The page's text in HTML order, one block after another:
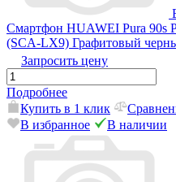
Смартфон HUAWEI Pura 90s
(SCA-LX9) Графитовый
Запросить цену
Подробнее
Купить в 1 клик
В избранное
В наличии